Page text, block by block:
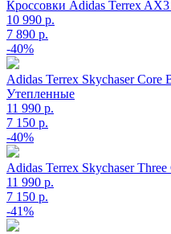
Кроссовки Adidas Terrex
10 990 р.
7 890 р.
-40%
Adidas Terrex Skychaser Core
Утепленные
11 990 р.
7 150 р.
-40%
Adidas Terrex Skychaser
11 990 р.
7 150 р.
-41%